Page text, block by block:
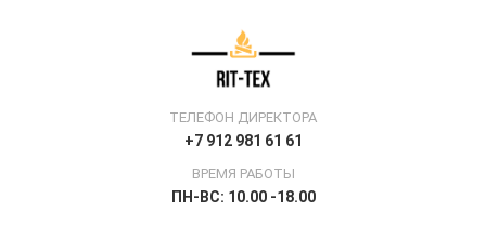
ТЕЛЕФОН ДИРЕКТОРА
+7 912 981 61 61
ВРЕМЯ РАБОТЫ
ПН-ВС: 10.00 -18.00